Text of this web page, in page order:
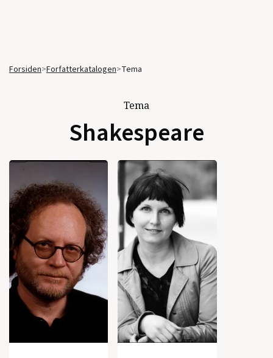
Forsiden>Forfatterkatalogen>Tema
Tema
Shakespeare